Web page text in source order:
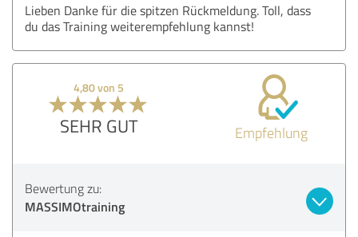
Lieben Danke für die spitzen Rückmeldung. Toll, dass
du das Training weiterempfehlung kannst!
4,80 von 5
SEHR GUT Empfehlung
Bewertung zu:
MASSIMOtraining